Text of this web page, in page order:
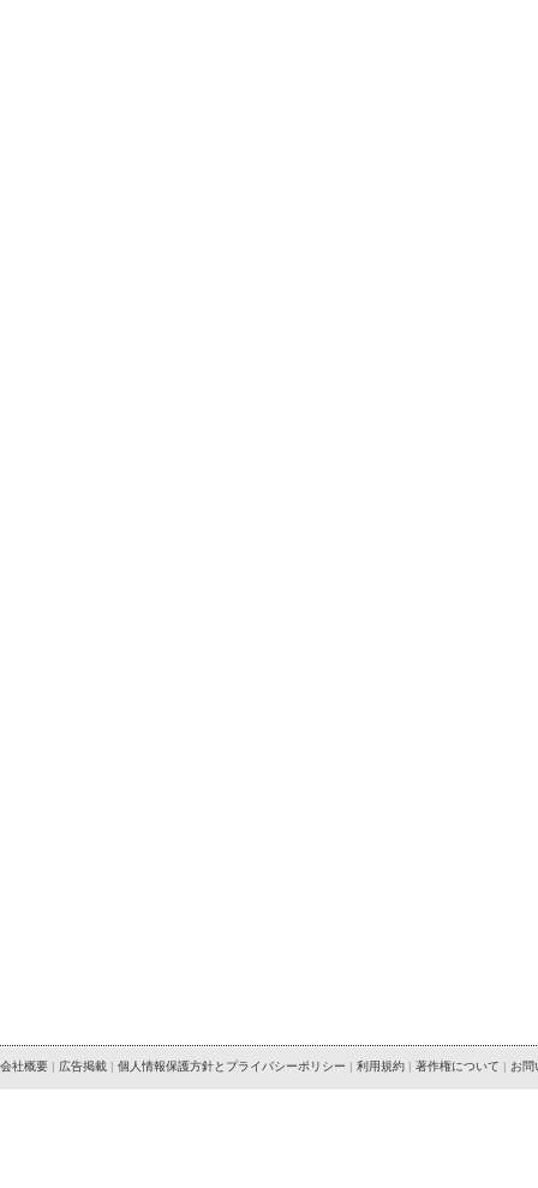
会社概要 | 広告掲載 | 個人情報保護方針とプライバシーポリシー | 利用規約 | 著作権について | お問